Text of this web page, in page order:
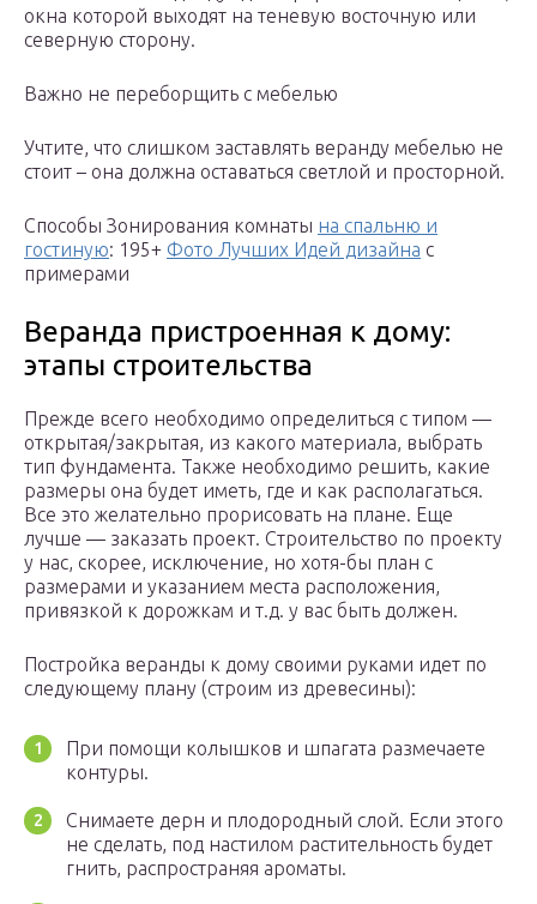
окна которой выходят на теневую восточную или
северную сторону.
Важно не переборщить с мебелью
Учтите, что слишком заставлять веранду мебелью не
стоит – она должна оставаться светлой и просторной.
Способы Зонирования комнаты на спальню и
гостиную: 195+ Фото Лучших Идей дизайна с
примерами
Веранда пристроенная к дому:
этапы строительства
Прежде всего необходимо определиться с типом —
открытая/закрытая, из какого материала, выбрать
тип фундамента. Также необходимо решить, какие
размеры она будет иметь, где и как располагаться.
Все это желательно прорисовать на плане. Еще
лучше — заказать проект. Строительство по проекту
у нас, скорее, исключение, но хотя-бы план с
размерами и указанием места расположения,
привязкой к дорожкам и т.д. у вас быть должен.
Постройка веранды к дому своими руками идет по
следующему плану (строим из древесины):
При помощи колышков и шпагата размечаете
контуры.
Снимаете дерн и плодородный слой. Если этого
не сделать, под настилом растительность будет
гнить, распространяя ароматы.